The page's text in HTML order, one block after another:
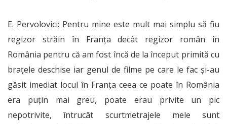
E. Pervolovici: Pentru mine este mult mai simplu să fiu
regizor străin în Franța decât regizor român în
România pentru că am fost încă de la început primită cu
brațele deschise iar genul de filme pe care le fac și-au
găsit imediat locul în Franța ceea ce poate în România
era puțin mai greu, poate erau privite un pic
nepotrivite, întrucât scurtmetrajele mele sunt